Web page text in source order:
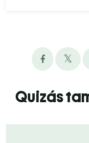
Quizás